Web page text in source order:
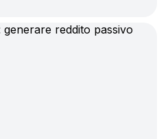
nelle vostre decisioni di